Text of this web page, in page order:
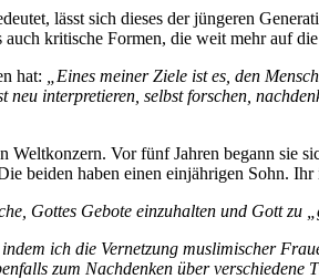
lässt sich dieses der jüngeren
kritische Formen, die weit mehr auf
hat:
„Eines meiner Ziele ist es, den
interpretieren, selbst forschen,
Vor fünf Jahren begann sie
beiden haben einen einjährigen Sohn. Ihr
Gottes Gebote einzuhalten und Gott zu
ich die Vernetzung muslimischer
zum Nachdenken über